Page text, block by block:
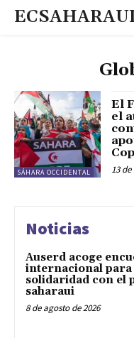
SÁHARA OCCIDENTAL
El
el
13
Noticias
Auserd acoge
internacional
solidaridad con el
saharaui
8 de agosto de 2026